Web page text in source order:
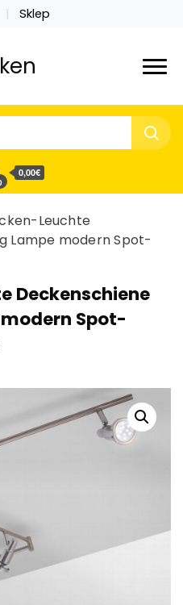
Sklep
0,00€
Leuchte
Lampe modern Spot-
Deckenschiene
Spot-